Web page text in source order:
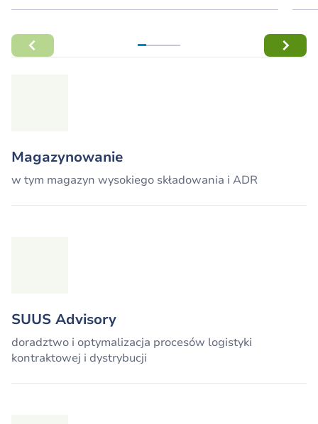
Magazynowanie
w tym magazyn wysokiego składowania i ADR
SUUS Advisory
doradztwo i optymalizacja procesów logistyki
kontraktowej i dystrybucji